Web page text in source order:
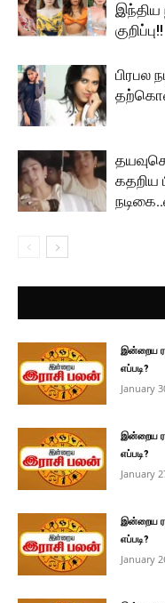
இந்திய
குறிப்பு!!
பிரபல
கதறிய
இன்றைய
எப்படி?
January
இன்றைய
எப்படி?
January
இன்றைய
எப்படி?
January